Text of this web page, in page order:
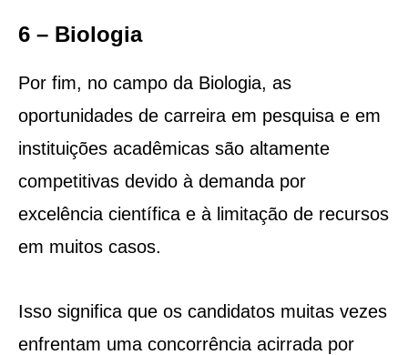
6 – Biologia
Por fim, no campo da Biologia, as
oportunidades de carreira em pesquisa e em
instituições acadêmicas são altamente
competitivas devido à demanda por
excelência científica e à limitação de recursos
em muitos casos.
Isso significa que os candidatos muitas vezes
enfrentam uma concorrência acirrada por